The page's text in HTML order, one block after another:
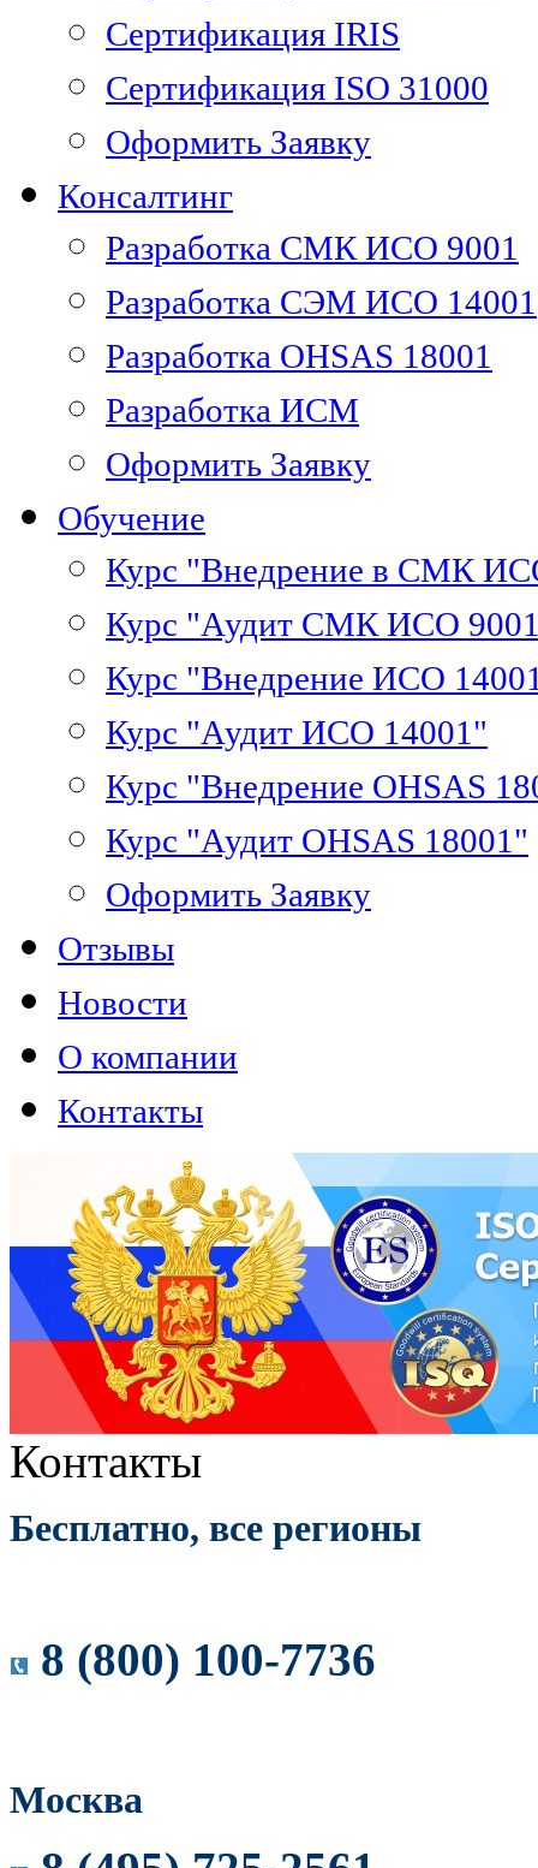
Сертификация IRIS
Сертификация ISO 31000
Оформить Заявку
Консалтинг
Разработка СМК ИСО 9001
Разработка СЭМ ИСО 14001
Разработка OHSAS 18001
Разработка ИСМ
Оформить Заявку
Обучение
Курс "Внедрение в СМК
Курс "Аудит СМК ИСО
Курс "Внедрение ИСО
Курс "Аудит ИСО 14001"
Курс "Внедрение OHSAS
Курс "Аудит OHSAS 18001"
Оформить Заявку
Отзывы
Новости
О компании
Контакты
Контакты
Бесплатно, все регионы
8 (800) 100-7736
Москва